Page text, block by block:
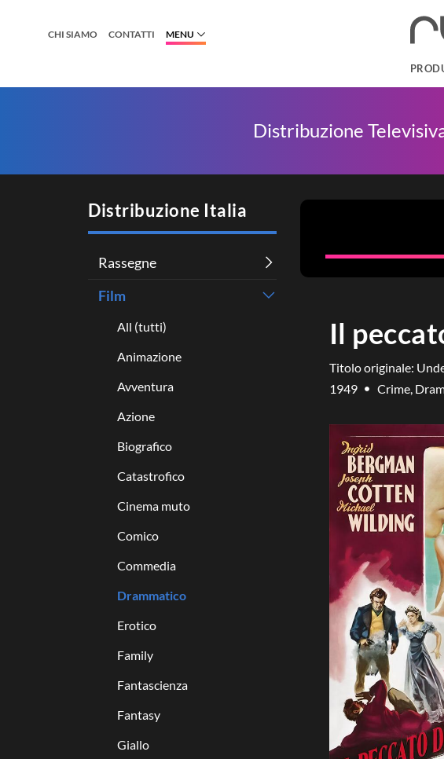
CHI SIAMO CONTATTI MENU
Distribuzione
Distribuzione Italia
Rassegne
Film
All (tutti)
Animazione
Avventura
Azione
Biografico
Catastrofico
Cinema muto
Comico
Commedia
Drammatico
Erotico
Family
Fantascienza
Fantasy
Giallo
Il
Titolo originale:
1949
Crime,